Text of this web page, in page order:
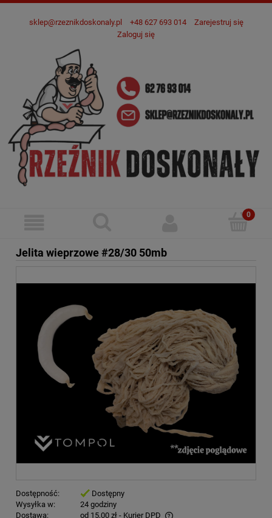
sklep@rzeznikdoskonaly.pl +48 627 693 014
Zarejestruj się
Zaloguj się
Jelita wieprzowe #28/30 50mb
Dostępność:
Dostępny
Wysyłka w:
24 godziny
Dostawa:
od 15,00 zł - Kurier DPD